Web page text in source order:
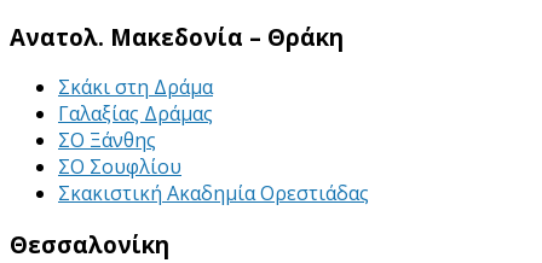
Ανατολ. Μακεδονία – Θράκη
Σκάκι στη Δράμα
Γαλαξίας Δράμας
ΣΟ Ξάνθης
ΣΟ Σουφλίου
Σκακιστική Ακαδημία Ορεστιάδας
Θεσσαλονίκη